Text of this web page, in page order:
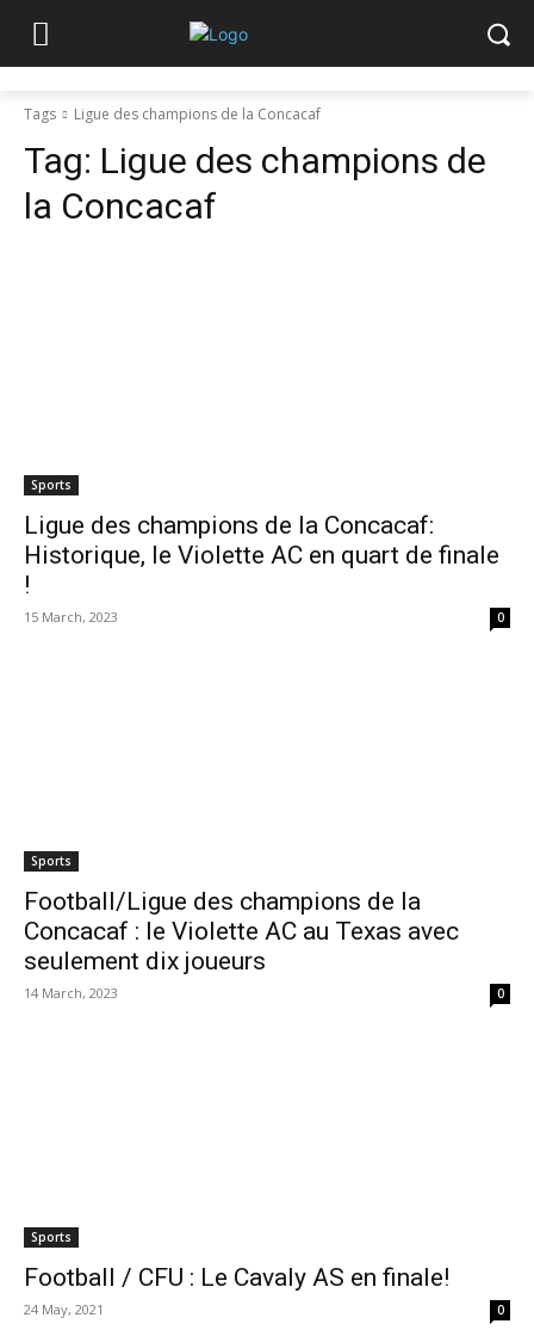
Tags Ligue des champions de la Concacaf
Tag: Ligue des champions de
la Concacaf
Sports
Ligue des champions de la Concacaf:
Historique, le Violette AC en quart de finale
!
15 March, 2023 0
Sports
Football/Ligue des champions de la
Concacaf : le Violette AC au Texas avec
seulement dix joueurs
14 March, 2023 0
Sports
Football / CFU : Le Cavaly AS en finale!
24 May, 2021 0